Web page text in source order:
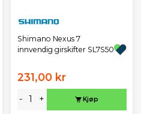
Shimano Nexus 7
innvendig girskifter SL7S50
231,00 kr
- + Kjøp